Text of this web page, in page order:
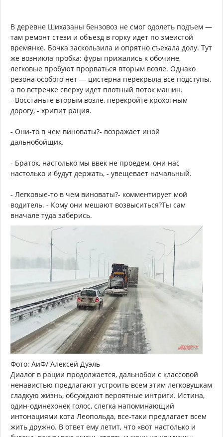
В деревне Шихазаны бензовоз не смог одолеть подъем —
там ремонт стези и объезд в горку идет по змеистой
времянке. Бочка заскользила и опрятно съехала долу. Тут
же возникла пробка: фуры прижались к обочине,
легковые пробуют прорваться вторым возле. Однако
резона особого нет — цистерна перекрыла все подступы,
а по встречке сверху идет плотный поток машин.
- Восстаньте вторым возле, перекройте крохотным
дорогу, - хрипит рация.
- Они-то в чем виноваты?- возражает иной
дальнобойщик.
- Браток, настолько мы ввек не проедем, они нас
настолько и будут держать, - увещевает начальный.
- Легковые-то в чем виноваты?- комментирует мой
водитель. - Кому они мешают возвыситься?Ты сам
вначале туда заберись.
Фото: АиФ/ Алексей Дуэль
Диалог в рации продолжается, дальнобои с классовой
ненавистью предлагают устроить всем этим легковушкам
сладкую жизнь, обсуждают вероятные интриги. Истина,
один-одинехонек голос, слегка напоминающий
интонациями кота Леопольда, все-таки предлагает всем
жить дружно. В ответ ему летит, что «вот настолько и